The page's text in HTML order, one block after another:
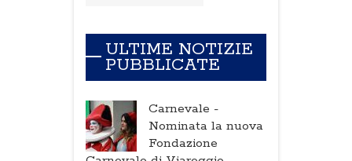
ULTIME NOTIZIE
PUBBLICATE
Carnevale -
Nominata la nuova
Fondazione